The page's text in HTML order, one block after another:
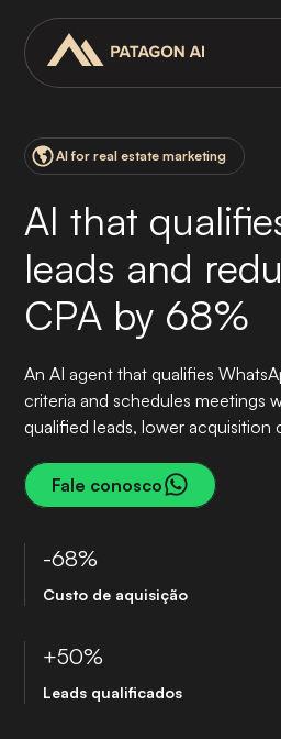
AI for real estate marketing
AI that
leads and
CPA by 68%
An AI agent that qualifies
criteria and schedules meetings
qualified leads, lower acquisition
Fale conosco
-68%
Custo de aquisição
+50%
Leads qualificados